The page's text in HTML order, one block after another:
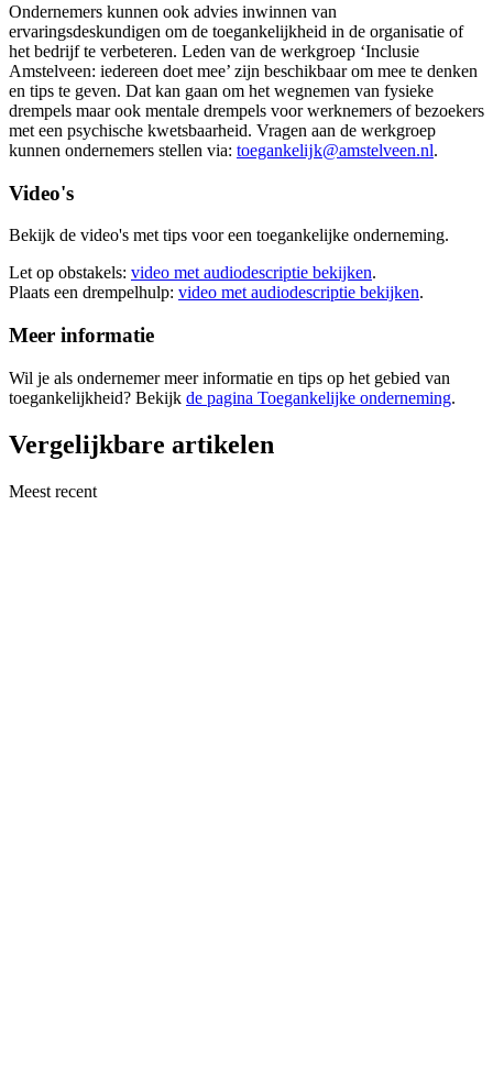
Ondernemers kunnen ook advies inwinnen van
ervaringsdeskundigen om de toegankelijkheid in de organisatie of
het bedrijf te verbeteren. Leden van de werkgroep ‘Inclusie
Amstelveen: iedereen doet mee’ zijn beschikbaar om mee te denken
en tips te geven. Dat kan gaan om het wegnemen van fysieke
drempels maar ook mentale drempels voor werknemers of bezoekers
met een psychische kwetsbaarheid. Vragen aan de werkgroep
kunnen ondernemers stellen via: toegankelĳk@amstelveen.nl.
Video's
Bekijk de video's met tips voor een toegankelijke onderneming.
Let op obstakels: video met audiodescriptie bekijken.
Plaats een drempelhulp: video met audiodescriptie bekijken.
Meer informatie
Wil je als ondernemer meer informatie en tips op het gebied van
toegankelijkheid? Bekijk de pagina Toegankelijke onderneming.
Vergelijkbare artikelen
Meest recent